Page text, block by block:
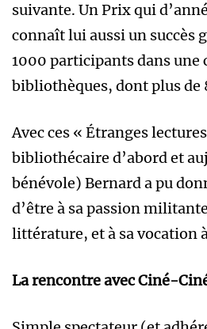
suivante. Un Prix qui
connaît lui aussi un succès
1000 participants dans une
bibliothèques, dont plus de
Avec ces « Étranges
bibliothécaire d’abord et
bénévole) Bernard a pu
d’être à sa passion
littérature, et à sa vocation
La rencontre avec Ciné-